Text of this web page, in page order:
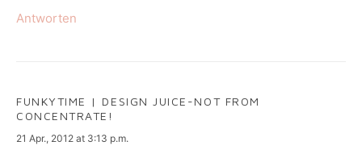
Antworten
FUNKYTIME | DESIGN JUICE-NOT FROM
CONCENTRATE!
says:
21 Apr., 2012 at 3:13 p.m.